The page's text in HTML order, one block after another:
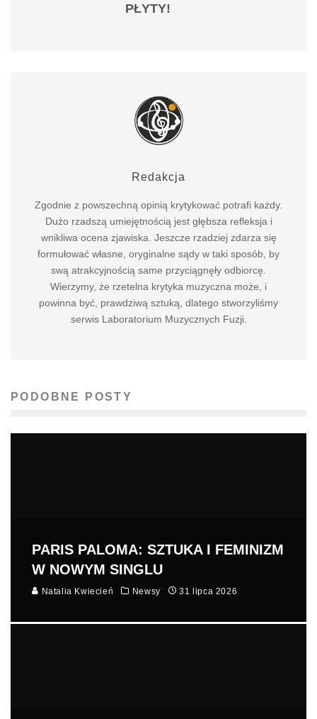
PŁYTY!
Redakcja
Zgodnie z powszechną opinią krytykować potrafi każdy.
Dużo rzadszą umiejętnością jest głębsza refleksja i
wnikliwa ocena zjawiska. Jeszcze rzadziej zdarza się
formułować własne, oryginalne sądy w taki sposób, by
swą atrakcyjnością same przyciągnęły odbiorcę.
Wierzymy, że rzetelna krytyka muzyczna może, i
powinna być, prawdziwą sztuką, dlatego stworzyliśmy
serwis Laboratorium Muzycznych Fuzji.
PODOBNE POSTY
PARIS PALOMA: SZTUKA I FEMINIZM
W NOWYM SINGLU
Natalia Kwiecień Newsy 31 lipca 2026